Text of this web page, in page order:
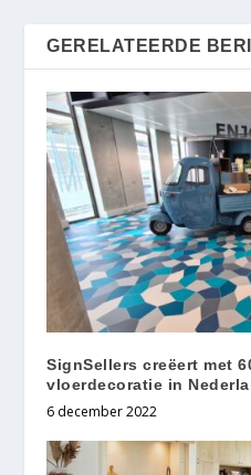
GERELATEERDE
SignSellers creëert met
vloerdecoratie in
6 december 2022